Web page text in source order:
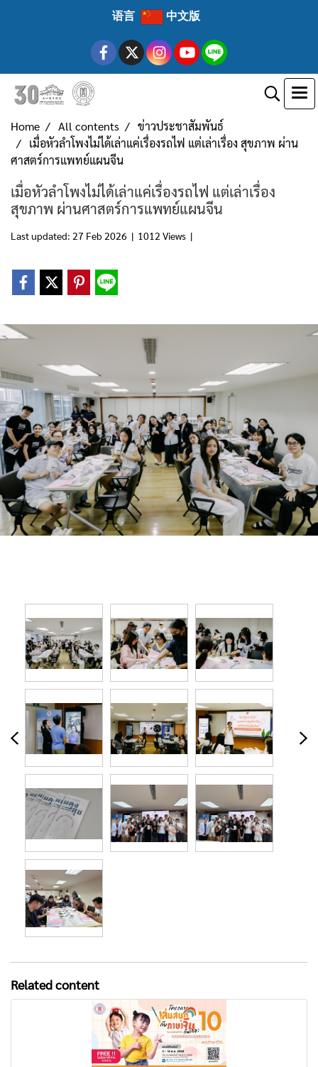
语言 中文版
Home All contents
ข่าวประชาสัมพันธ์
เมื่อหัวลำโพงไม่ได้เล่าแค่เรื่องรถไฟ แต่เล่าเรื่อง สุขภาพ ผ่าน
ศาสตร์การแพทย์แผนจีน
เมื่อหัวลำโพงไม่ได้เล่าแค่เรื่องรถไฟ แต่เล่าเรื่อง
สุขภาพ ผ่านศาสตร์การแพทย์แผนจีน
Last updated: 27 Feb 2026 | 1012 Views |
Related content